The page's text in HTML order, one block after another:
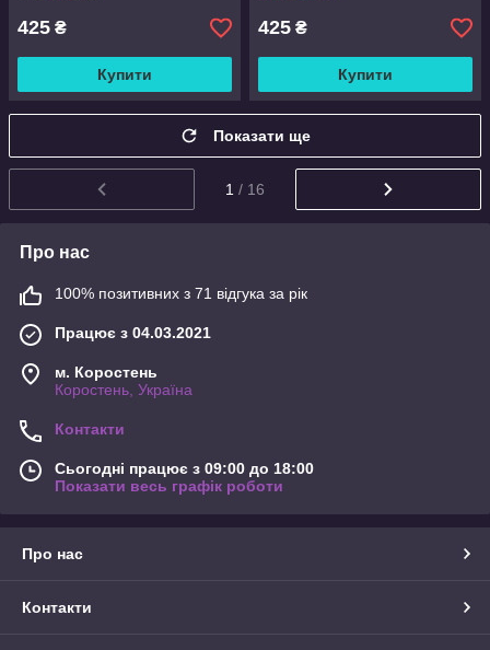
425 ₴
Купити
425 ₴
Купити
Показати ще
1 / 16
Про нас
100% позитивних з 71 відгука за рік
Працює з 04.03.2021
м. Коростень
Коростень, Україна
Контакти
Сьогодні працює з 09:00 до 18:00
Показати весь графік роботи
Про нас
Контакти